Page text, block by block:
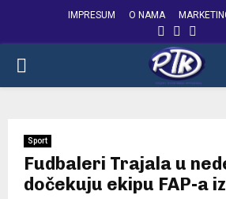
IMPRESUM O NAMA
FACEBOOK
PRIMARY
Sport
Fudbaleri Trajala u
dočekuju ekipu FAP-a